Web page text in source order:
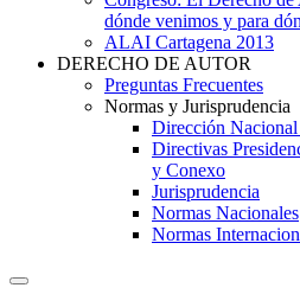
dónde venimos y para
ALAI Cartagena 2013
DERECHO DE AUTOR
Preguntas Frecuentes
Normas y Jurisprudencia
Dirección
Directivas
y Conexo
Jurisprudencia
Normas Nacionales
Normas